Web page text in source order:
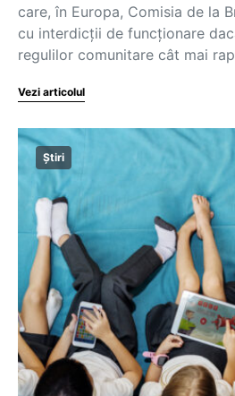
care, în Europa, Comisia de la
cu interdicții de funcționare
regulilor comunitare cât mai
Vezi articolul
Știri